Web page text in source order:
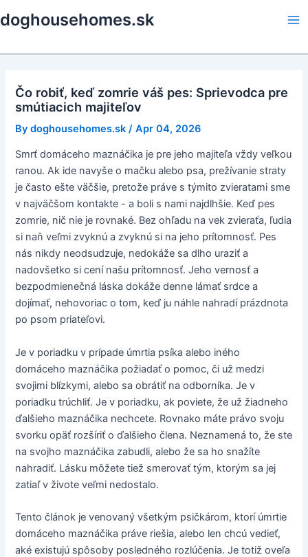
to
doghousehomes.sk
Čo robiť, keď zomrie váš pes: Sprievodca pre
smútiacich majiteľov
Bydoghousehomes.sk /Apr 04, 2026
Smrť domáceho maznáčika je pre jeho majiteľa vždy veľkou
ranou. Ak ide navyše o mačku alebo psa, prežívanie straty
je často ešte väčšie, pretože práve s týmito zvieratami sme
v najväčšom kontakte - a boli s nami najdlhšie. Keď pes
zomrie, nič nie je rovnaké. Bez ohľadu na vek zvieraťa, ľudia
si naň veľmi zvyknú a zvyknú si na jeho prítomnosť. Pes
nás nikdy neodsudzuje, nedokáže sa dlho uraziť a
nadovšetko si cení našu prítomnosť. Jeho vernosť a
bezpodmienečná láska dokáže denne lámať srdce a
dojímať, nehovoriac o tom, keď ju náhle nahradí prázdnota
po psom priateľovi.
Je v poriadku v prípade úmrtia psíka alebo iného
domáceho maznáčika požiadať o pomoc, či už medzi
svojimi blízkymi, alebo sa obrátiť na odborníka. Je v
poriadku trúchliť. Je v poriadku, ak poviete, že už žiadneho
ďalšieho maznáčika nechcete. Rovnako máte právo svoju
svorku opäť rozšíriť o ďalšieho člena. Neznamená to, že ste
na svojho maznáčika zabudli, alebo že sa ho snažíte
nahradiť. Lásku môžete tiež smerovať tým, ktorým sa jej
zatiaľ v živote veľmi nedostalo.
Tento článok je venovaný všetkým psičkárom, ktorí úmrtie
domáceho maznáčika práve riešia, alebo len chcú vedieť,
aké existujú spôsoby posledného rozlúčenia. Je totiž oveľa